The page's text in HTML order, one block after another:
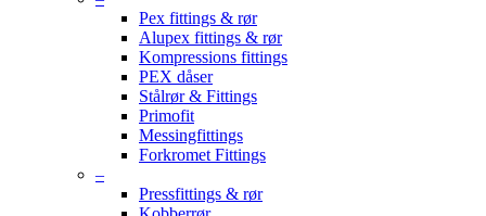
Pex fittings & rør
Alupex fittings & rør
Kompressions fittings
PEX dåser
Stålrør & Fittings
Primofit
Messingfittings
Forkromet Fittings
–
Pressfittings & rør